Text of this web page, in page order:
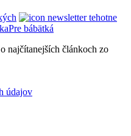
Pre bábätká
najčítanejších článkoch zo
údajov